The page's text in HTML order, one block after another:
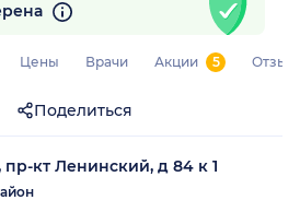
Цены Врачи Акции 5
Поделиться
пр-кт Ленинский, д 84 к 1